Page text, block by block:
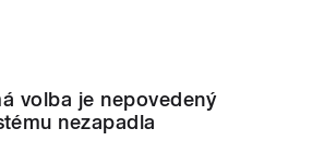
volba je nepovedený
nezapadla